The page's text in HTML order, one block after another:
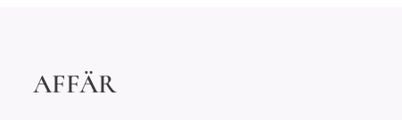
AFFÄR